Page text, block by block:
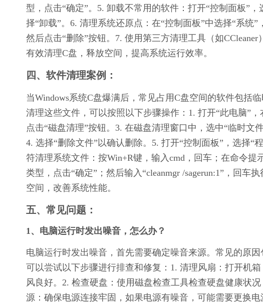
型，点击“确定”。5. 卸载不常用的软件：打开“控制面板”
择“卸载”。6. 清理系统还原点：在“控制面板”中选择“系统”
然后点击“删除”按钮。7. 使用第三方清理工具（如
有效清理C盘，释放空间，提高系统运行效率。
四、软件清理案例：
当Windows系统C盘爆满后，常见占用C盘空间的软件包括
清理这些文件，可以按照以下步骤操作：1. 打开“此电脑”，
点击“磁盘清理”按钮。3. 在磁盘清理窗口中，选中“临时文
4. 选择“删除文件”以确认删除。5. 打开“控制面板”，选择
符清理系统文件：按Win+R键，输入cmd，回车；在命令提
类型，点击“确定”；然后输入“cleanmgr /sagerun:1”，回车
空间，改善系统性能。
五、常见问题：
1、电脑运行时发出噪音，怎么办？
电脑运行时发出噪音，首先需要确定噪音来源。常见的原
可以尝试以下步骤进行排查和修复：1. 清理风扇：打开机
风良好。2. 检查硬盘：使用磁盘检查工具检查硬盘健康状
源：确保电源连接牢固，如果电源有噪音，可能需要更换